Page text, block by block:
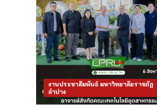
งานประชาสัมพันธ์ มหาวิทยาลัยราชภัฏ
ลำปาง